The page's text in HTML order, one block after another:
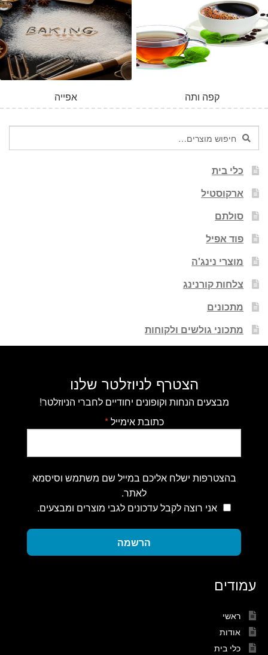
אפייה קפה ותה
חיפוש
עבור:
חיפוש
כלי בית
ארקוסטיל
סולתם
פוד אפיל
מוצרי נינג'ה
צלחות קורנינג
מתכונים
מתכוני גולשים ולקוחות
הצטרף לניוזלטר שלנו
מבצעים הנחות וקופונים יחודיים לחברי הניוזלטר!
כתובת אימייל*
בהצטרפות ישלח אליכם במייל שם משתמש וסיסמא
לאתר.
אני רוצה לקבל עדכונים לגבי מוצרים ומבצעים.
הרשמה
עמודים
ראשי
אודות
כלי בית